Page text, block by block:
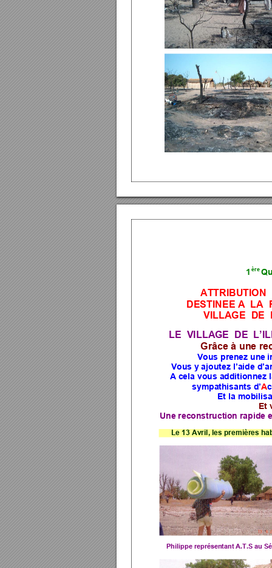
1 ère
ATTRIBUTION
DESTINEE A
  L
A
VILLAGE  DE
LE  VILLAGE  D E
Grâce à une
Vous prenez une
Vous y ajoutez l’aide
A cela vous additionnez
sympathisants d’A
Et la
Et
Une reconstruction rapide
Le 13 Avril, les premières
Philippe représentant A.T.S au